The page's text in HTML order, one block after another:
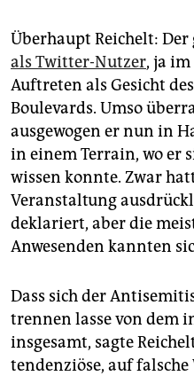
Überhaupt Reichelt:
als Twitter-Nutzer, ja
Auftreten als Gesicht
Boulevards. Umso
ausgewogen er nun in
in einem Terrain, wo er
wissen konnte. Zwar
Veranstaltung
deklariert, aber die
Anwesenden kannten
Dass sich der
trennen lasse von dem
insgesamt, sagte
tendenziöse, auf falsche